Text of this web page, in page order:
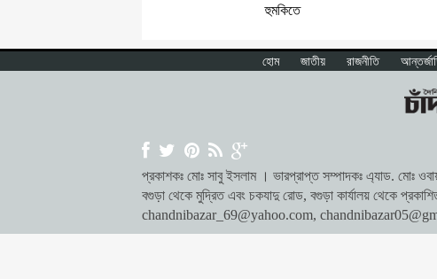
হুমকিতে
হোম জাতীয় রাজনীতি
প্রকাশকঃ মোঃ সাবু ইসলাম । ভারপ্রাপ্ত সম্পাদকঃ এ্যাড. মোঃ
বগুড়া থেকে মুদ্রিত এবং চকযাদু রোড, বগুড়া কার্যালয় থেকে
chandnibazar_69@yahoo.com,